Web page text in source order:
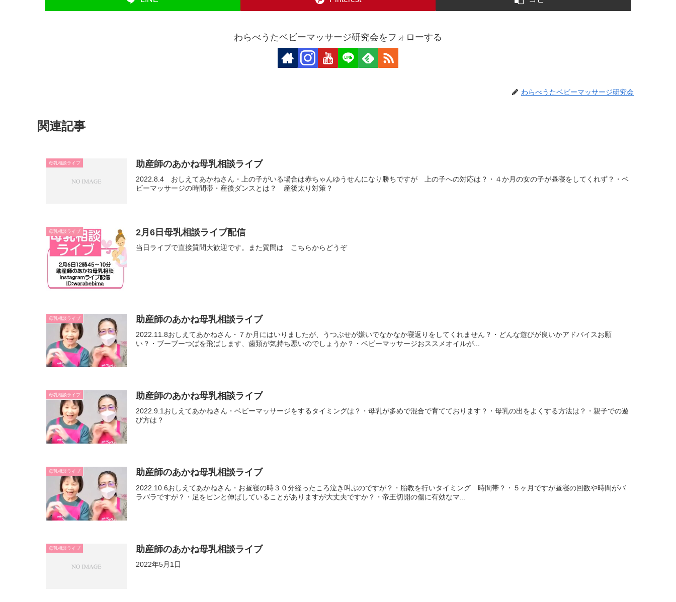
わらべうたベビーマッサージ研究会をフォローする
わらべうたベビーマッサージ研究会
関連記事
母乳相談ライブ 助産師のあかね母乳相談ライブ
2022.8.4 おしえてあかねさん・上の子がいる場合は赤ちゃんゆうせんになり勝ちですが 上の子への対応は？・４か月の女の子が昼寝をしてくれず？・ベ
ビーマッサージの時間帯・産後ダンスとは？ 産後太り対策？
母乳相談ライブ 2月6日母乳相談ライブ配信
当日ライブで直接質問大歓迎です。また質問は こちらからどうぞ
母乳相談ライブ 助産師のあかね母乳相談ライブ
2022.11.8おしえてあかねさん・７か月にはいりましたが、うつぶせが嫌いでなかなか寝返りをしてくれません？・どんな遊びが良いかアドバイスお願
い？・ブーブーつばを飛ばします、歯頚が気持ち悪いのでしょうか？・ベビーマッサージおススメオイルが...
母乳相談ライブ 助産師のあかね母乳相談ライブ
2022.9.1おしえてあかねさん・ベビーマッサージをするタイミングは？・母乳が多めで混合で育てております？・母乳の出をよくする方法は？・親子での遊
び方は？
母乳相談ライブ 助産師のあかね母乳相談ライブ
2022.10.6おしえてあかねさん・お昼寝の時３０分経ったころ泣き叫ぶのですが？・胎教を行いタイミング 時間帯？・５ヶ月ですが昼寝の回数や時間がバ
ラバラですが？・足をピンと伸ばしていることがありますが大丈夫ですか？・帝王切開の傷に有効なマ...
母乳相談ライブ 助産師のあかね母乳相談ライブ
2022年5月1日